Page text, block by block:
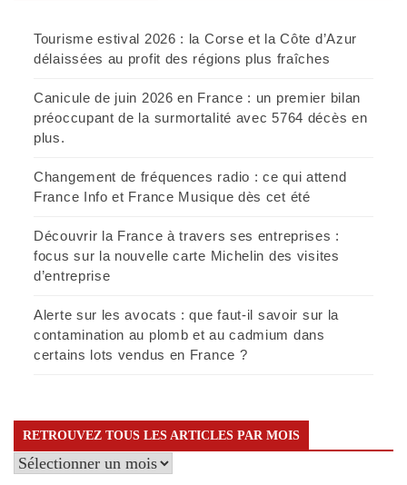
Tourisme estival 2026 : la Corse et la Côte d’Azur
délaissées au profit des régions plus fraîches
Canicule de juin 2026 en France : un premier bilan
préoccupant de la surmortalité avec 5764 décès en
plus.
Changement de fréquences radio : ce qui attend
France Info et France Musique dès cet été
Découvrir la France à travers ses entreprises :
focus sur la nouvelle carte Michelin des visites
d’entreprise
Alerte sur les avocats : que faut-il savoir sur la
contamination au plomb et au cadmium dans
certains lots vendus en France ?
RETROUVEZ TOUS LES ARTICLES PAR MOIS
Retrouvez